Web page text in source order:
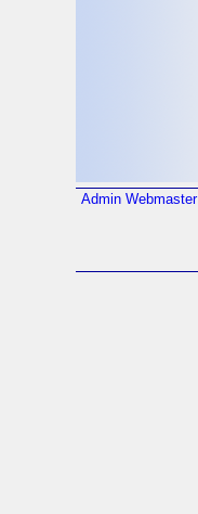
Admin Webmaster